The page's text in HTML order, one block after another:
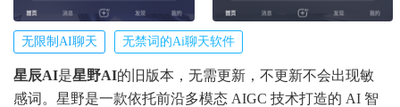
无限制AI聊天 无禁词的Ai聊天软件
星辰AI是星野AI的旧版本，无需更新，不更新不会出现敏
感词。星野是一款依托前沿多模态 AIGC 技术打造的 AI 智